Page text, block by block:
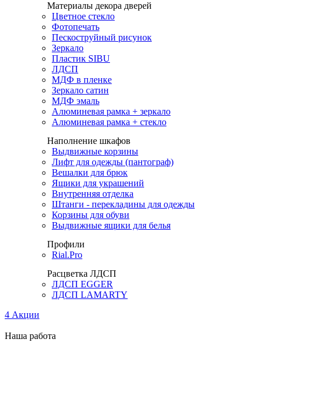
Материалы декора дверей
Цветное стекло
Фотопечать
Пескоструйный рисунок
Зеркало
Пластик SIBU
ЛДСП
МДФ в пленке
Зеркало сатин
МДФ эмаль
Алюминевая рамка + зеркало
Алюминевая рамка + стекло
Наполнение шкафов
Выдвижные корзины
Лифт для одежды (пантограф)
Вешалки для брюк
Ящики для украшений
Внутренняя отделка
Штанги - перекладины для одежды
Корзины для обуви
Выдвижные ящики для белья
Профили
Rial.Pro
Расцветка ЛДСП
ЛДСП EGGER
ЛДСП LAMARTY
4 Акции
Наша работа